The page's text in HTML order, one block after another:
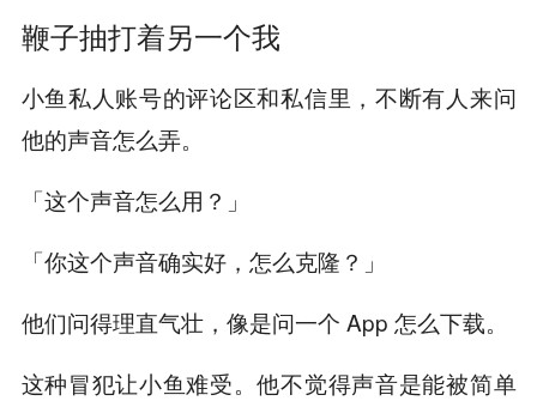
鞭子抽打着另一个我
小鱼私人账号的评论区和私信里，不断有人来问
他的声音怎么弄。
「这个声音怎么用？」
「你这个声音确实好，怎么克隆？」
他们问得理直气壮，像是问一个 App 怎么下载。
这种冒犯让小鱼难受。他不觉得声音是能被简单